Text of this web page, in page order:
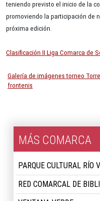
teniendo previsto el inicio de la
promoviendo la participación de
próxima edición.
Clasificación II Liga Comarca de
Galería de imágenes torneo
frontenis
MÁS COMARCA
PARQUE CULTURAL RÍO
RED COMARCAL DE